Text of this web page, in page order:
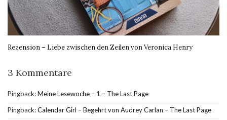
Rezension – Liebe zwischen den Zeilen von Veronica Henry
3 Kommentare
Pingback:Meine Lesewoche – 1 – The Last Page
Pingback:Calendar Girl – Begehrt von Audrey Carlan – The Last Page